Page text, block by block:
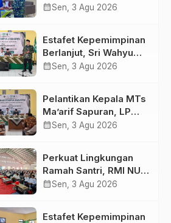
Medsos Sekolah
Digital
calendar_monthSen, 3 Agu 2026
Estafet Kepemimpinan
Berlanjut, Sri Wahyu
Susilowati Resmi
calendar_monthSen, 3 Agu 2026
Pelantikan Kepala MTs
Ma’arif Sapuran, LP
Ma’arif NU Wonosobo
Kepemimpinan
Nahdliyah
calendar_monthSen, 3 Agu 2026
Perkuat Lingkungan
Ramah Santri, RMI NU
Gelar ‘Sambang
calendar_monthSen, 3 Agu 2026
Estafet Kepemimpinan